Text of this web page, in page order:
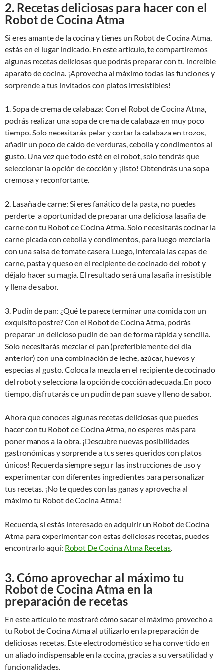
2. Recetas deliciosas para hacer con el
Robot de Cocina Atma
Si eres amante de la cocina y tienes un Robot de Cocina Atma,
estás en el lugar indicado. En este artículo, te compartiremos
algunas recetas deliciosas que podrás preparar con tu increíble
aparato de cocina. ¡Aprovecha al máximo todas las funciones y
sorprende a tus invitados con platos irresistibles!
1. Sopa de crema de calabaza: Con el Robot de Cocina Atma,
podrás realizar una sopa de crema de calabaza en muy poco
tiempo. Solo necesitarás pelar y cortar la calabaza en trozos,
añadir un poco de caldo de verduras, cebolla y condimentos al
gusto. Una vez que todo esté en el robot, solo tendrás que
seleccionar la opción de cocción y ¡listo! Obtendrás una sopa
cremosa y reconfortante.
2. Lasaña de carne: Si eres fanático de la pasta, no puedes
perderte la oportunidad de preparar una deliciosa lasaña de
carne con tu Robot de Cocina Atma. Solo necesitarás cocinar la
carne picada con cebolla y condimentos, para luego mezclarla
con una salsa de tomate casera. Luego, intercala las capas de
carne, pasta y queso en el recipiente de cocinado del robot y
déjalo hacer su magia. El resultado será una lasaña irresistible
y llena de sabor.
3. Pudín de pan: ¿Qué te parece terminar una comida con un
exquisito postre? Con el Robot de Cocina Atma, podrás
preparar un delicioso pudín de pan de forma rápida y sencilla.
Solo necesitarás mezclar el pan (preferiblemente del día
anterior) con una combinación de leche, azúcar, huevos y
especias al gusto. Coloca la mezcla en el recipiente de cocinado
del robot y selecciona la opción de cocción adecuada. En poco
tiempo, disfrutarás de un pudín de pan suave y lleno de sabor.
Ahora que conoces algunas recetas deliciosas que puedes
hacer con tu Robot de Cocina Atma, no esperes más para
poner manos a la obra. ¡Descubre nuevas posibilidades
gastronómicas y sorprende a tus seres queridos con platos
únicos! Recuerda siempre seguir las instrucciones de uso y
experimentar con diferentes ingredientes para personalizar
tus recetas. ¡No te quedes con las ganas y aprovecha al
máximo tu Robot de Cocina Atma!
Recuerda, si estás interesado en adquirir un Robot de Cocina
Atma para experimentar con estas deliciosas recetas, puedes
encontrarlo aquí: Robot De Cocina Atma Recetas.
3. Cómo aprovechar al máximo tu
Robot de Cocina Atma en la
preparación de recetas
En este artículo te mostraré cómo sacar el máximo provecho a
tu Robot de Cocina Atma al utilizarlo en la preparación de
deliciosas recetas. Este electrodoméstico se ha convertido en
un aliado indispensable en la cocina, gracias a su versatilidad y
funcionalidades.